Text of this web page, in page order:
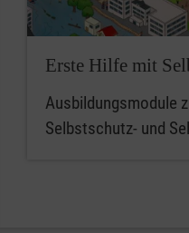
Erste Hilfe mit
Ausbildungsmodule
Selbstschutz- und